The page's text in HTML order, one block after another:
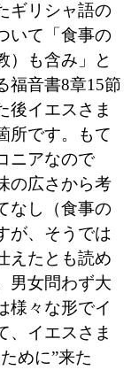
ギリシャ語の
いて「食事の
）も含み」と
福音書8章15節
後イエスさま
所です。もて
ニアなので
の広さから考
なし（食事の
が、そうでは
えたとも読め
男女問わず大
様々な形でイ
、イエスさま
めに”来た